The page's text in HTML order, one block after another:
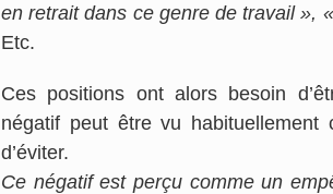
en retrait dans ce genre de travail »,
Etc.
Ces positions ont alors besoin
négatif peut être vu habituellement
d’éviter.
Ce négatif est perçu comme un